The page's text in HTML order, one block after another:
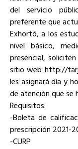
del servicio
preferente que
Exhortó, a los
nivel básico,
presencial,
sitio web http://
les asignará día y
de atención que se
Requisitos:
-Boleta de
prescripción 2021-
-CURP